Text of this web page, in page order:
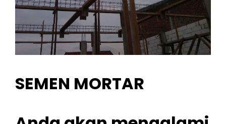
SEMEN MORTAR